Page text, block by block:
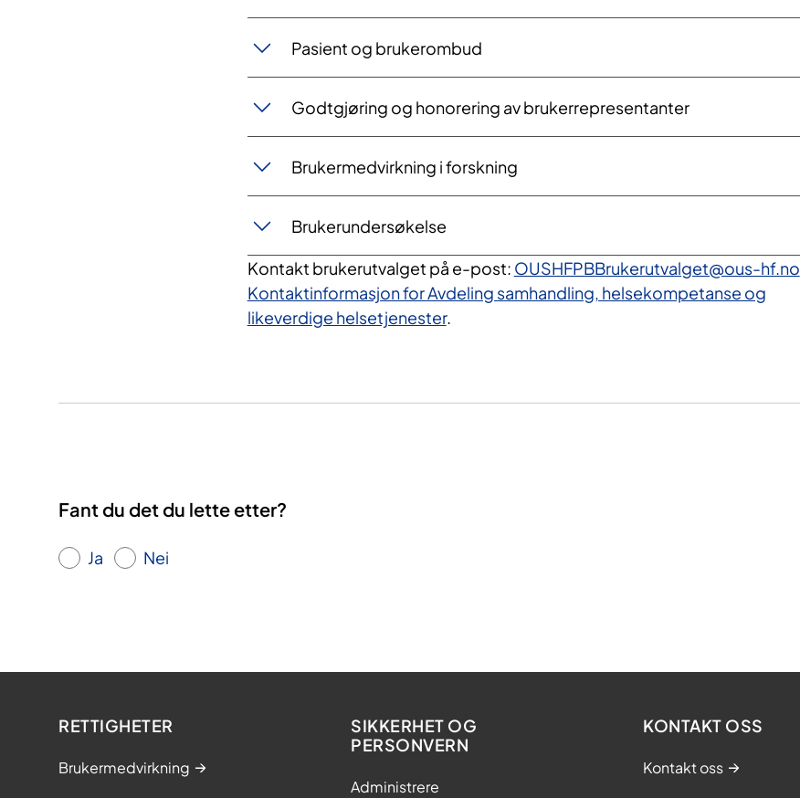
Pasient og brukerombud
Godtgjøring og honorering av brukerrepresentanter
Brukermedvirkning i forskning
Brukerundersøkelse
Kontakt brukerutvalget på e-post: OUSHFPBBrukerutvalget@ous-hf.no
Kontaktinformasjon for Avdeling samhandling, helsekompetanse og
likeverdige helsetjenester.
Fant du det du lette etter?
Ja Nei
RETTIGHETER
Brukermedvirkning
SIKKERHET OG
PERSONVERN
Administrere
KONTAKT OSS
Kontakt oss